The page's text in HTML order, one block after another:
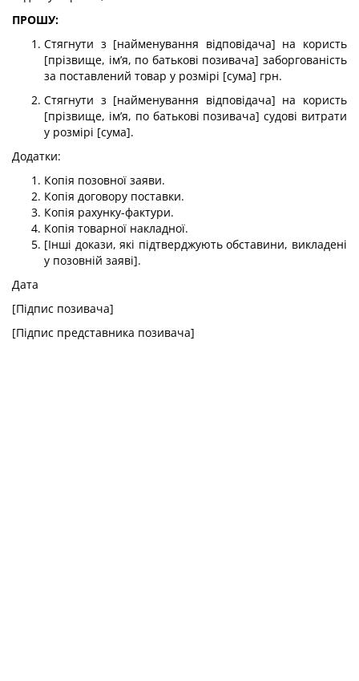
ПРОШУ:
Стягнути з [найменування відповідача] на користь
[прізвище, ім’я, по батькові позивача] заборгованість
за поставлений товар у розмірі [сума] грн.
Стягнути з [найменування відповідача] на користь
[прізвище, ім’я, по батькові позивача] судові витрати
у розмірі [сума].
Додатки:
Копія позовної заяви.
Копія договору поставки.
Копія рахунку-фактури.
Копія товарної накладної.
[Інші докази, які підтверджують обставини, викладені
у позовній заяві].
Дата
[Підпис позивача]
[Підпис представника позивача]